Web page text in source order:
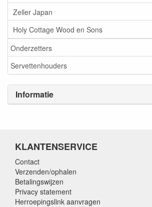
Zeller Japan
Holy Cottage Wood en Sons
Onderzetters
Servettenhouders
Informatie
KLANTENSERVICE
Contact
Verzenden/ophalen
Betalingswijzen
Privacy statement
Herroepingslink aanvragen